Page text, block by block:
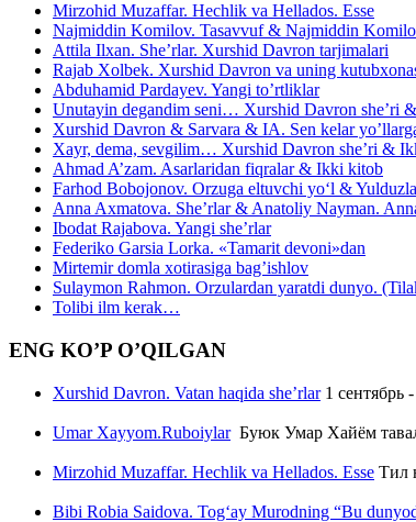
Mirzohid Muzaffar. Hechlik va Hellados. Esse
Najmiddin Komilov. Tasavvuf & Najmiddin
Attila Ilxan. She’rlar. Xurshid Davron tarjimalari
Rajab Xolbek. Xurshid Davron va uning
Abduhamid Pardayev. Yangi to’rtliklar
Unutayin degandim seni… Xurshid Davron she’ri &
Xurshid Davron & Sarvara & IA. Sen kelar
Xayr, dema, sevgilim… Xurshid Davron she’ri &
Ahmad A’zam. Asarlaridan fiqralar & Ikki kitob
Farhod Bobojonov. Orzuga eltuvchi yo‘l &
Anna Axmatova. She’rlar & Anatoliy Nayman.
Ibodat Rajabova. Yangi she’rlar
Federiko Garsia Lorka. «Tamarit devoni»dan
Mirtemir domla xotirasiga bag’ishlov
Sulaymon Rahmon. Orzulardan yaratdi dunyo.
Tolibi ilm kerak…
ENG KO’P O’QILGAN
Xurshid Davron. Vatan haqida she’rlar1 сентябрь
Umar Xayyom.RuboiylarБуюк Умар Хайём
Mirzohid Muzaffar. Hechlik va Hellados. Esse Тил
Bibi Robia Saidova. Tog‘ay Murodning “Bu